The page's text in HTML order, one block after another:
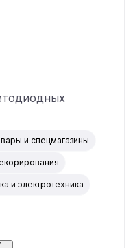
и спецмагазины
и электротехника